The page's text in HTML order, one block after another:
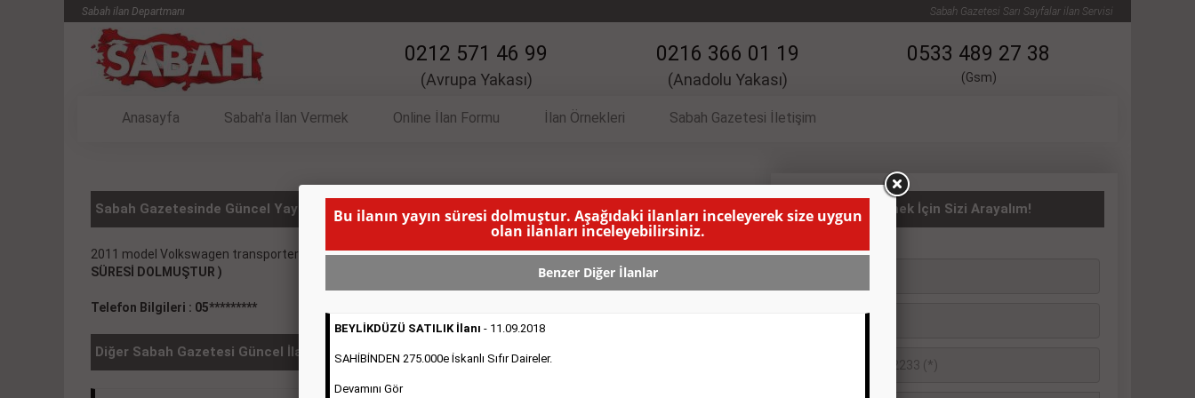
Sabah ilan Departmanı Sabah Gazetesi Sarı Sayfalar ilan Servisi
0212 571 46 99
(Avrupa Yakası)
0216 366 01 19
(Anadolu Yakası)
0533 489 27 38
(Gsm)
Anasayfa Sabah'a İlan Vermek Online İlan Formu İlan Örnekleri Sabah Gazetesi İletişim
Sabah Gazetesinde Güncel Yayınlanmış Vasıta İlanı
2011 model Volkswagen transporter Sahibiden özel yapım cenaze aracı 30.000kmde( BU İLANIN YAYINLANMA
SÜRESİ DOLMUŞTUR )
Telefon Bilgileri : 05*********
Diğer Sabah Gazetesi Güncel İlanlar
Vasıta İlanı Vermek İçin Sizi Arayalım!
Bu ilanın yayın süresi dolmuştur. Aşağıdaki ilanları inceleyerek size uygun
olan ilanları inceleyebilirsiniz.
Benzer Diğer İlanlar
BEYLİKDÜZÜ SATILIK İlanı - 11.09.2018
SAHİBİNDEN 275.000e İskanlı Sıfır Daireler.
Devamını Gör